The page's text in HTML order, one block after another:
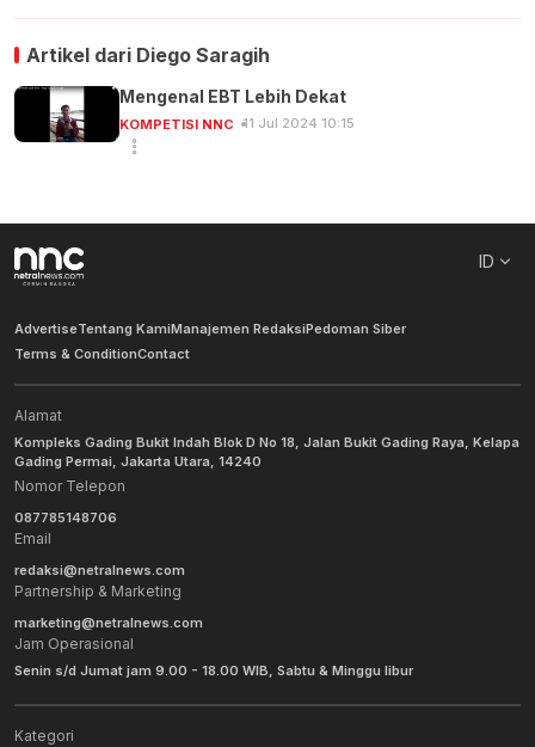
Artikel dari Diego Saragih
Mengenal EBT Lebih Dekat
KOMPETISI NNC 11 Jul 2024 10:15
ID
AdvertiseTentang KamiManajemen RedaksiPedoman Siber
Terms & ConditionContact
Alamat
Kompleks Gading Bukit Indah Blok D No 18, Jalan Bukit Gading Raya, Kelapa
Gading Permai, Jakarta Utara, 14240
Nomor Telepon
087785148706
Email
redaksi@netralnews.com
Partnership & Marketing
marketing@netralnews.com
Jam Operasional
Senin s/d Jumat jam 9.00 - 18.00 WIB, Sabtu & Minggu libur
Kategori